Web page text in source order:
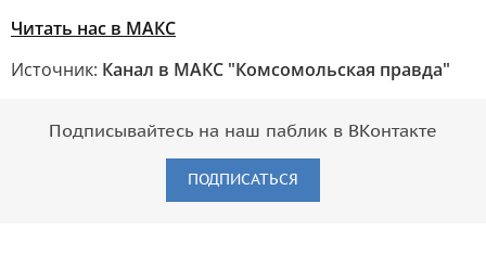
Читать нас в МАКС
Источник: Канал в МАКС "Комсомольская правда"
Подписывайтесь на наш паблик в ВКонтакте
ПОДПИСАТЬСЯ